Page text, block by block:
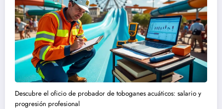
Descubre el oficio de probador de toboganes acuáticos: salario y
progresión profesional